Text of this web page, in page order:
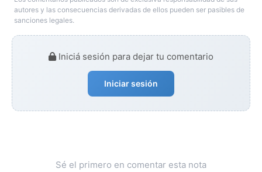
autores y las consecuencias derivadas de ellos pueden ser pasibles de
sanciones legales.
Iniciá sesión para dejar tu comentario
Iniciar sesión
Sé el primero en comentar esta nota